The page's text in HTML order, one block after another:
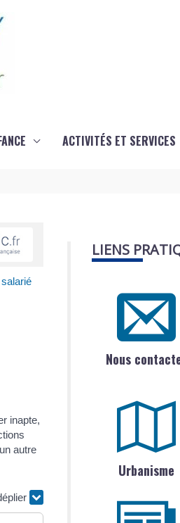
ACTIVITÉS ET SERVICES
inapte,
autre
LIENS
Nous
Urbanisme